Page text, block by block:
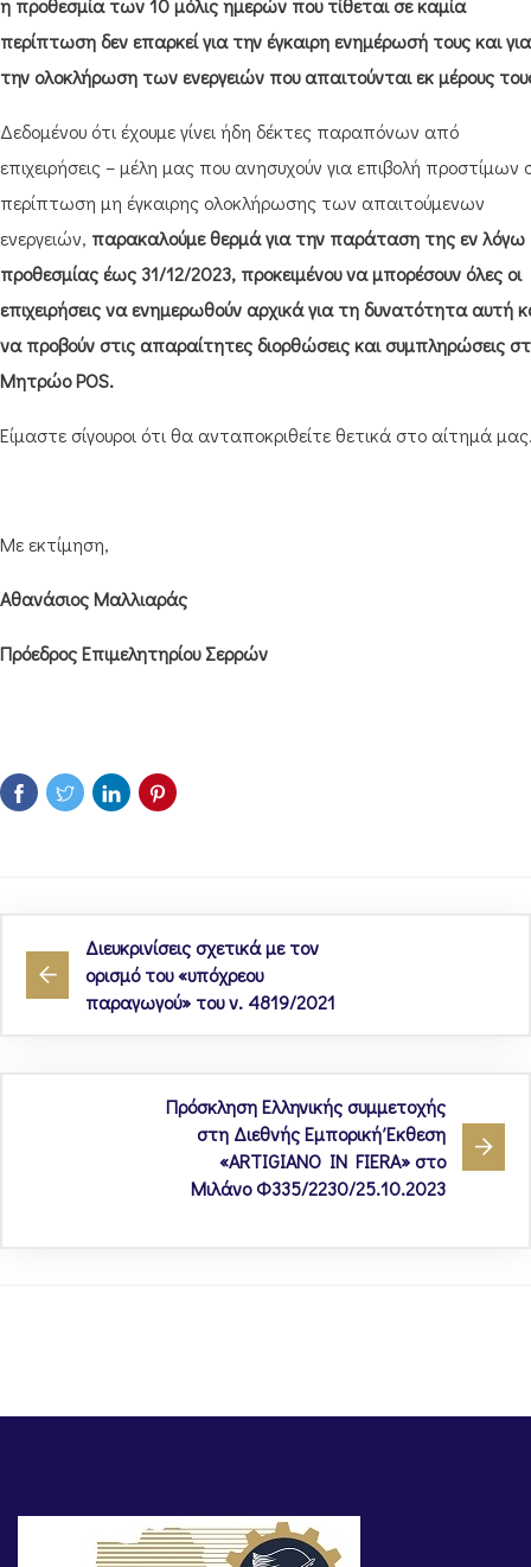
η προθεσμία των 10 μόλις ημερών που τίθεται σε καμία
περίπτωση δεν επαρκεί για την έγκαιρη ενημέρωσή τους και για
την ολοκλήρωση των ενεργειών που απαιτούνται εκ μέρους
Δεδομένου ότι έχουμε γίνει ήδη δέκτες παραπόνων από
επιχειρήσεις – μέλη μας που ανησυχούν για επιβολή προστίμων
περίπτωση μη έγκαιρης ολοκλήρωσης των απαιτούμενων
ενεργειών, παρακαλούμε θερμά για την παράταση της εν λόγω
προθεσμίας έως 31/12/2023, προκειμένου να μπορέσουν όλες οι
επιχειρήσεις να ενημερωθούν αρχικά για τη δυνατότητα αυτή
να προβούν στις απαραίτητες διορθώσεις και συμπληρώσεις
ΜητρώοPOS.
Είμαστε σίγουροι ότι θα ανταποκριθείτε θετικά στο αίτημά
Με εκτίμηση,
Αθανάσιος Μαλλιαράς
Πρόεδρος Επιμελητηρίου Σερρών
Διευκρινίσεις σχετικά με τον
ορισμό του «υπόχρεου
παραγωγού» του ν. 4819/2021
Πρόσκληση Ελληνικής συμμετοχής
στη Διεθνής Εμπορική Έκθεση
«ARTIGIANO IN FIERA» στο
Μιλάνο Φ335/2230/25.10.2023